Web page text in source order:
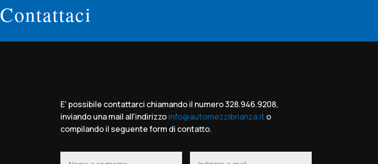
Contattaci
E' possibile contattarci chiamando il numero 328.946.9208,
inviando una mail all'indirizzoinfo@automezzibrianza.it o
compilando il seguente form di contatto.